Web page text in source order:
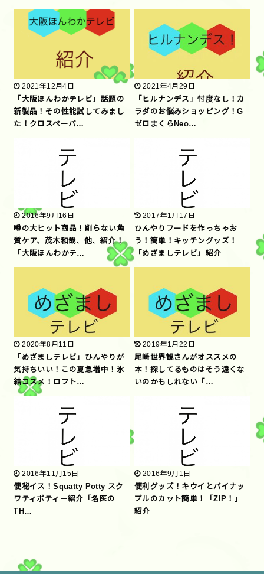
2021年12月4日
「大阪ほんわかテレビ」話題の
新製品！その性能試してみまし
た！クロスペーパ…
2021年4月29日
「ヒルナンデス」忖度なし！カ
ラダのお悩みショッピング！G
ゼロまくらNeo…
2016年9月16日
噂の大ヒット商品！削らない角
質ケア、茂木和哉、他、紹介！
「大阪ほんわかテ…
2017年1月17日
ひんやりフードを作っちゃお
う！簡単！キッチングッズ！
「めざましテレビ」紹介
2020年8月11日
「めざましテレビ」ひんやりが
気持ちいい！この夏急増中！氷
結コスメ！ロフト…
2019年1月22日
尾崎世界観さんがオススメの
本！探してるものはそう遠くな
いのかもしれない「…
2016年11月15日
便秘イス！Squatty Potty スク
ワティポティー紹介「名医の
TH…
2016年9月1日
便利グッズ！キウイとパイナッ
プルのカット簡単！「ZIP！」
紹介